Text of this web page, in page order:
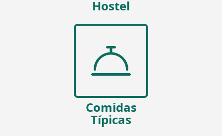
Hostel
Comidas
Típicas